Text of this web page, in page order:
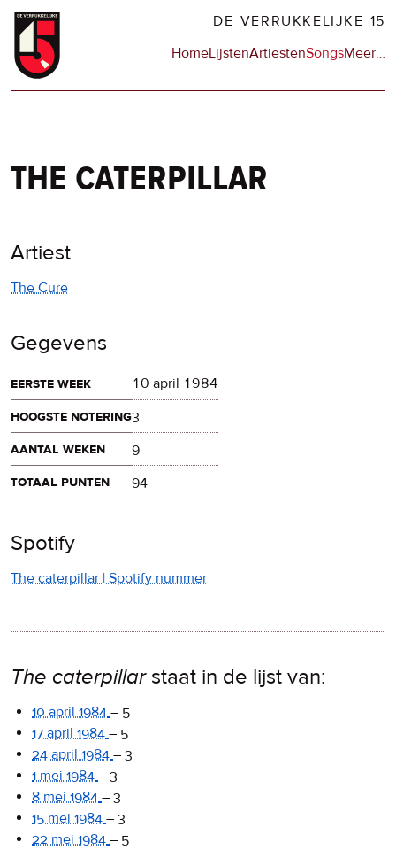
Overslaan
naar
DE VERRUKKELIJKE 15
Hoofdnavigatie
HomeLijstenArtiestenSongsMeerop
…
the caterpillar
Artiest
The Cure
Gegevens
eerste week
10 april 1984
hoogste notering3
aantal weken
9
totaal punten
94
Spotify
The caterpillar | Spotify nummer
The caterpillarstaat in de lijst van:
10 april 1984 – 5
17 april 1984 – 5
24 april 1984 – 3
1 mei 1984 – 3
8 mei 1984 – 3
15 mei 1984 – 3
22 mei 1984 – 5